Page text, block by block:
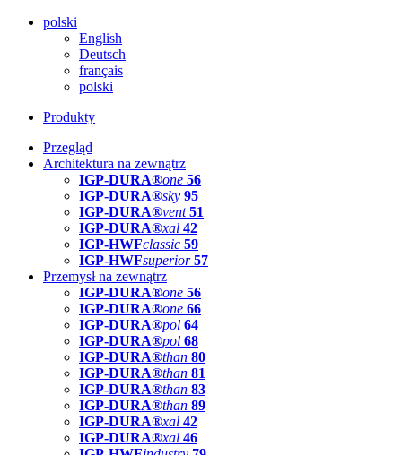
polski
English
Deutsch
français
polski
Produkty
Przegląd
Architektura na zewnątrz
IGP-DURA®one 56
IGP-DURA®sky 95
IGP-DURA®vent 51
IGP-DURA®xal 42
IGP-HWFclassic 59
IGP-HWFsuperior 57
Przemysł na zewnątrz
IGP-DURA®one 56
IGP-DURA®one 66
IGP-DURA®pol 64
IGP-DURA®pol 68
IGP-DURA®than 80
IGP-DURA®than 81
IGP-DURA®than 83
IGP-DURA®than 89
IGP-DURA®xal 42
IGP-DURA®xal 46